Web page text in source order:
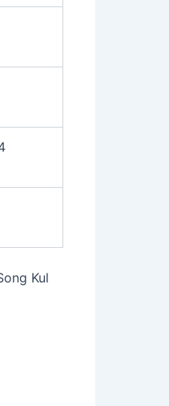
Kul